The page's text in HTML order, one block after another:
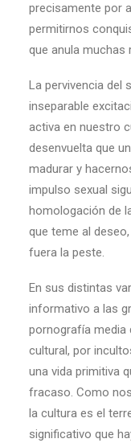
precisamente por
permitirnos
que anula muchas
La pervivencia del
inseparable
activa en nuestro
desenvuelta que
madurar y
impulso sexual
homologación de
que teme al
fuera la peste.
En sus distintas
informativo a las
pornografía media
cultural, por
una vida primitiva
fracaso. Como
la cultura es el
significativo que